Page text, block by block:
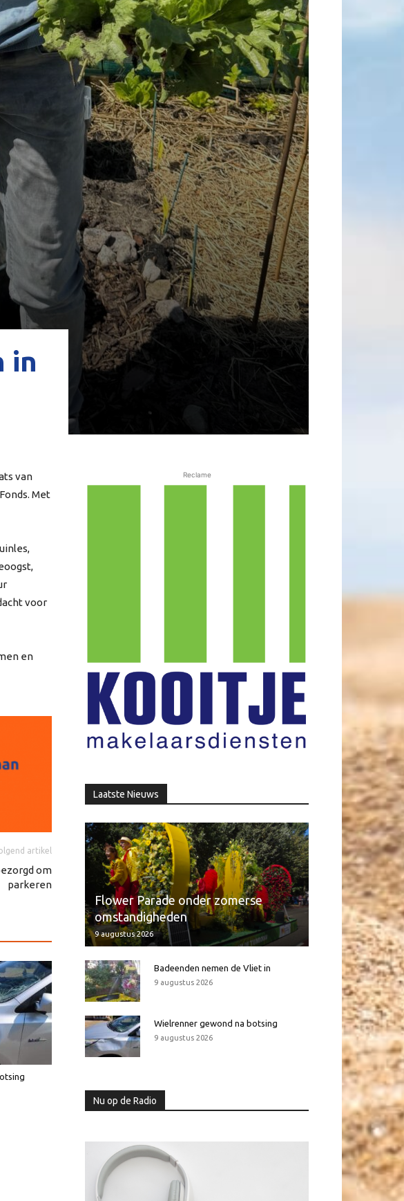
in
van
Met
voor
en
artikel
om
parkeren
Reclame
Laatste Nieuws
Flower Parade onder zomerse
omstandigheden
9 augustus 2026
Badeenden nemen de Vliet in
9 augustus 2026
Wielrenner gewond na botsing
9 augustus 2026
Nu op de Radio